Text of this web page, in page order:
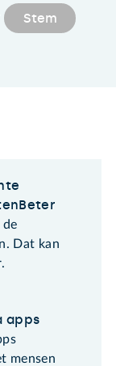
Stem
Dat kan
apps
mensen